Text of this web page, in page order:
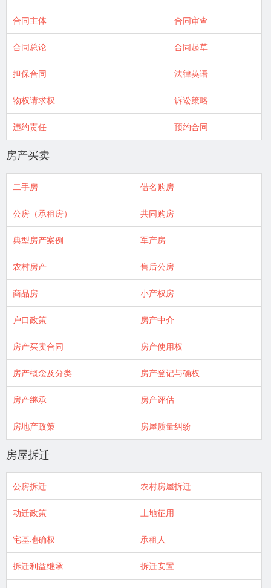
合同主体 合同审查
合同总论 合同起草
担保合同 法律英语
物权请求权 诉讼策略
违约责任 预约合同
房产买卖
二手房 借名购房
公房（承租房） 共同购房
典型房产案例 军产房
农村房产 售后公房
商品房 小产权房
户口政策 房产中介
房产买卖合同 房产使用权
房产概念及分类 房产登记与确权
房产继承 房产评估
房地产政策 房屋质量纠纷
房屋拆迁
公房拆迁 农村房屋拆迁
动迁政策 土地征用
宅基地确权 承租人
拆迁利益继承 拆迁安置